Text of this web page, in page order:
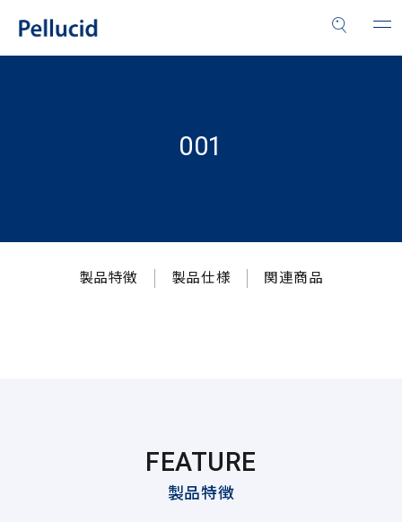
001
製品特徴 製品仕様 関連商品
FEATURE
製品特徴